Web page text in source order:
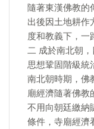
隨著東漢佛教的
出後因土地耕作
度和教義下，一
二 成於南北朝
思想鞏固階級統
南北朝時期，佛
廟經濟隨著佛教
不用向朝廷繳納
條件，寺廟經濟